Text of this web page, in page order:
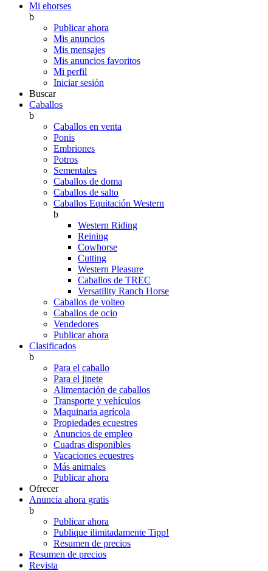
Mi ehorses
b
Publicar ahora
Mis anuncios
Mis mensajes
Mis anuncios favoritos
Mi perfil
Iniciar sesión
Buscar
Caballos
b
Caballos en venta
Ponis
Embriones
Potros
Sementales
Caballos de doma
Caballos de salto
Caballos Equitación Western
b
Western Riding
Reining
Cowhorse
Cutting
Western Pleasure
Caballos de TREC
Versatility Ranch Horse
Caballos de volteo
Caballos de ocio
Vendedores
Publicar ahora
Clasificados
b
Para el caballo
Para el jinete
Alimentación de caballos
Transporte y vehículos
Maquinaria agrícola
Propiedades ecuestres
Anuncios de empleo
Cuadras disponibles
Vacaciones ecuestres
Más animales
Publicar ahora
Ofrecer
Anuncia ahora gratis
b
Publicar ahora
Publique ilimitadamente Tipp!
Resumen de precios
Resumen de precios
Revista